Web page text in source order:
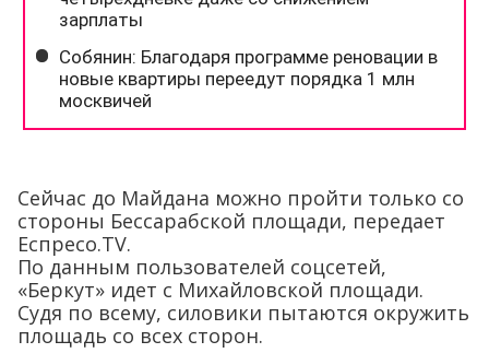
Сейчас до Майдана можно пройти только со
стороны Бессарабской площади, передает
Еспресо.ТV.
По данным пользователей соцсетей,
«Беркут» идет с Михайловской площади.
Судя по всему, силовики пытаются окружить
площадь со всех сторон.